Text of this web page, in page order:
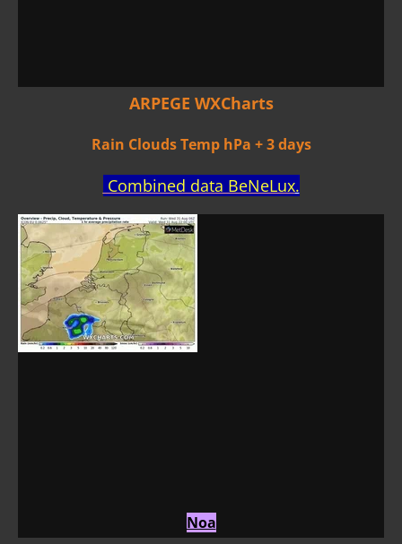
ARPEGE WXCharts
Rain Clouds Temp hPa + 3 days
Combined data BeNeLux.
Noa